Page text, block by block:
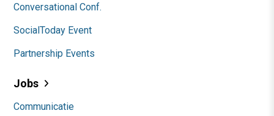
Conversational Conf.
SocialToday Event
Partnership Events
Jobs
Communicatie